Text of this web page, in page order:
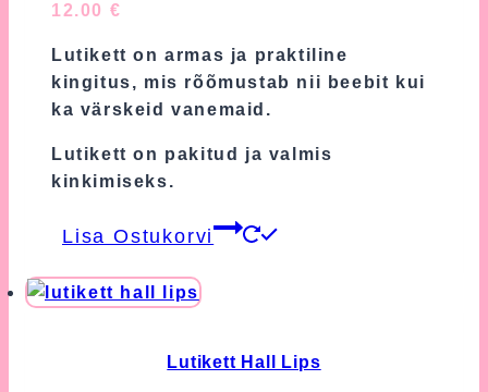
12.00 €
Lutikett on armas ja praktiline
kingitus, mis rõõmustab nii beebit kui
ka värskeid vanemaid.
Lutikett on pakitud ja valmis
kinkimiseks.
Lisa Ostukorvi
Lutikett Hall Lips